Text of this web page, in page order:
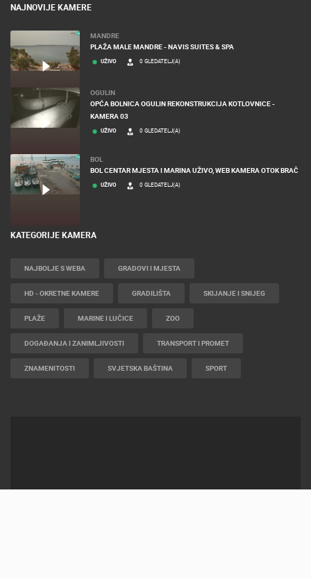
NAJNOVIJE KAMERE
MANDRE
PLAŽA MALE MANDRE - NAVIS SUITES & SPA
UŽIVO 0 GLEDATELJ(A)
OGULIN
OPĆA BOLNICA OGULIN REKONSTRUKCIJA KOTLOVNICE -
KAMERA 03
UŽIVO 0 GLEDATELJ(A)
BOL
BOL CENTAR MJESTA I MARINA UŽIVO, WEB KAMERA OTOK BRAČ
UŽIVO 0 GLEDATELJ(A)
KATEGORIJE KAMERA
NAJBOLJE S WEBA GRADOVI I MJESTA
HD - OKRETNE KAMERE GRADILIŠTA SKIJANJE I SNIJEG
PLAŽE MARINE I LUČICE ZOO
DOGAĐANJA I ZANIMLJIVOSTI TRANSPORT I PROMET
ZNAMENITOSTI SVJETSKA BAŠTINA SPORT